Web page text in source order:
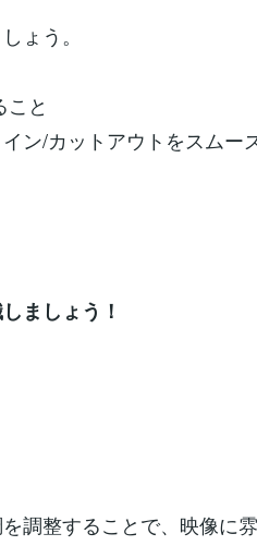
ょう。
こと
ン/カットアウトをスムー
ましょう！
調整することで、映像に